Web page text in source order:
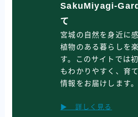
SakuMiyagi-
て
宮城の自然を身近に
植物のある暮らしを
す。このサイトでは
もわかりやすく、育
情報をお届けします。
▶ 詳しく見る